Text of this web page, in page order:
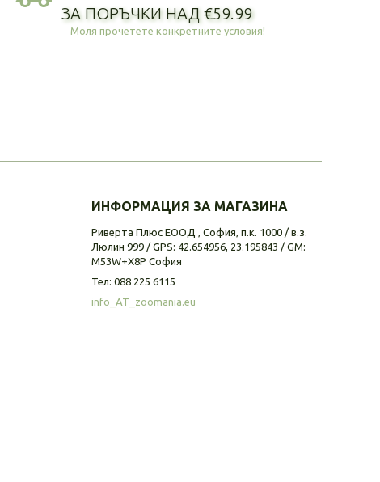
ЗА ПОРЪЧКИ НАД €59.99
Моля прочетете конкретните условия!
ИНФОРМАЦИЯ ЗА МАГАЗИНА
Риверта Плюс ЕООД , София, п.к. 1000 / в.з.
Люлин 999 / GPS: 42.654956, 23.195843 / GM:
M53W+X8P София
Тел: 088 225 6115
info_AT_zoomania.eu